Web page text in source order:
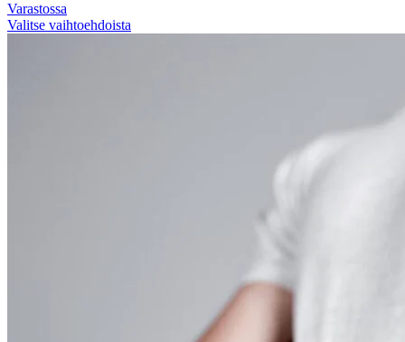
Varastossa
Valitse vaihtoehdoista